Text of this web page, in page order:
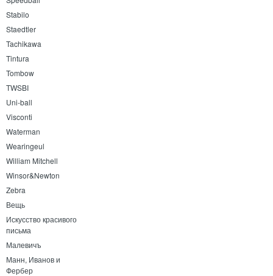
Stabilo
Staedtler
Tachikawa
Tintura
Tombow
TWSBI
Uni-ball
Visconti
Waterman
Wearingeul
William Mitchell
Winsor&Newton
Zebra
Вещь
Искусство красивого
письма
Малевичъ
Манн, Иванов и
Фербер